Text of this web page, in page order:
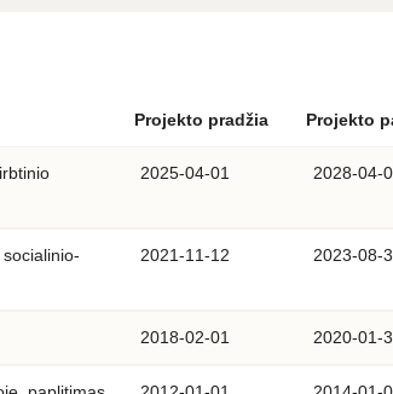
Projekto pradžia Projekto
2025-04-01 2028-04-
2021-11-12 2023-08-
2018-02-01 2020-01-